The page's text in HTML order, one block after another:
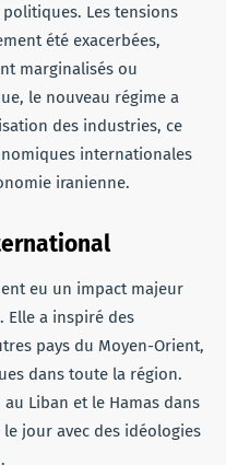
Les tensions
été exacerbées,
marginalisés ou
le nouveau régime a
des industries, ce
internationales
iranienne.
eu un impact majeur
Elle a inspiré des
pays du Moyen-Orient,
dans toute la région.
Liban et le Hamas dans
jour avec des idéologies